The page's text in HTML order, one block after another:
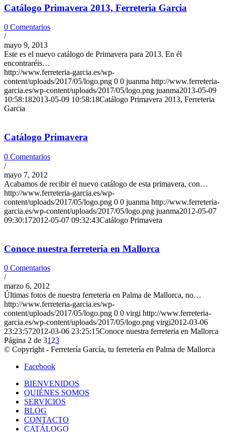
Catálogo Primavera 2013, Ferreteria Garcia
0 Comentarios
/
mayo 9, 2013
Este es el nuevo catálogo de Primavera para 2013. En él
encontraréis…
http://www.ferreteria-garcia.es/wp-
content/uploads/2017/05/logo.png 0 0 juanma http://www.ferreteria-
garcia.es/wp-content/uploads/2017/05/logo.png juanma2013-05-09
10:58:182013-05-09 10:58:18Catálogo Primavera 2013, Ferreteria
Garcia
Catálogo Primavera
0 Comentarios
/
mayo 7, 2012
Acabamos de recibir el nuevo catálogo de esta primavera, con…
http://www.ferreteria-garcia.es/wp-
content/uploads/2017/05/logo.png 0 0 juanma http://www.ferreteria-
garcia.es/wp-content/uploads/2017/05/logo.png juanma2012-05-07
09:30:172012-05-07 09:32:43Catálogo Primavera
Conoce nuestra ferreteria en Mallorca
0 Comentarios
/
marzo 6, 2012
Últimas fotos de nuestra ferreteria en Palma de Mallorca, no…
http://www.ferreteria-garcia.es/wp-
content/uploads/2017/05/logo.png 0 0 virgi http://www.ferreteria-
garcia.es/wp-content/uploads/2017/05/logo.png virgi2012-03-06
23:23:572012-03-06 23:25:15Conoce nuestra ferreteria en Mallorca
Página 2 de 31 23
© Copyright - Ferretería García, tu ferretería en Palma de Mallorca
Facebook
BIENVENIDOS
QUIÉNES SOMOS
SERVICIOS
BLOG
CONTACTO
CATÁLOGO